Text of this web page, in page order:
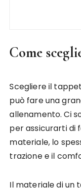
Come
Scegliere il
può fare una
allenamento. Ci
per assicurarti di
materiale, lo
trazione e il
Il materiale di un